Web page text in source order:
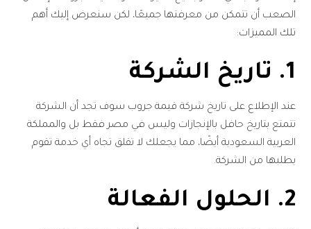
الصعب أن تتمكن من معرفتها جميعًا، لكن سنعرض إليك أهم
تلك المميزات:
1. تاريخ الشركة
عند الإطلاع على تاريخ شركة قيمة جروب سوف تجد أن الشركة
تتمتع بتاريخ حافل بالإنجازات وليس في مصر فقط بل والمملكة
العربية السعودية أيضًا، مما يجعلك لا تقلق تجاه أي خدمة تقوم
بطلبها من الشركة.
2. الحلول الفعالة